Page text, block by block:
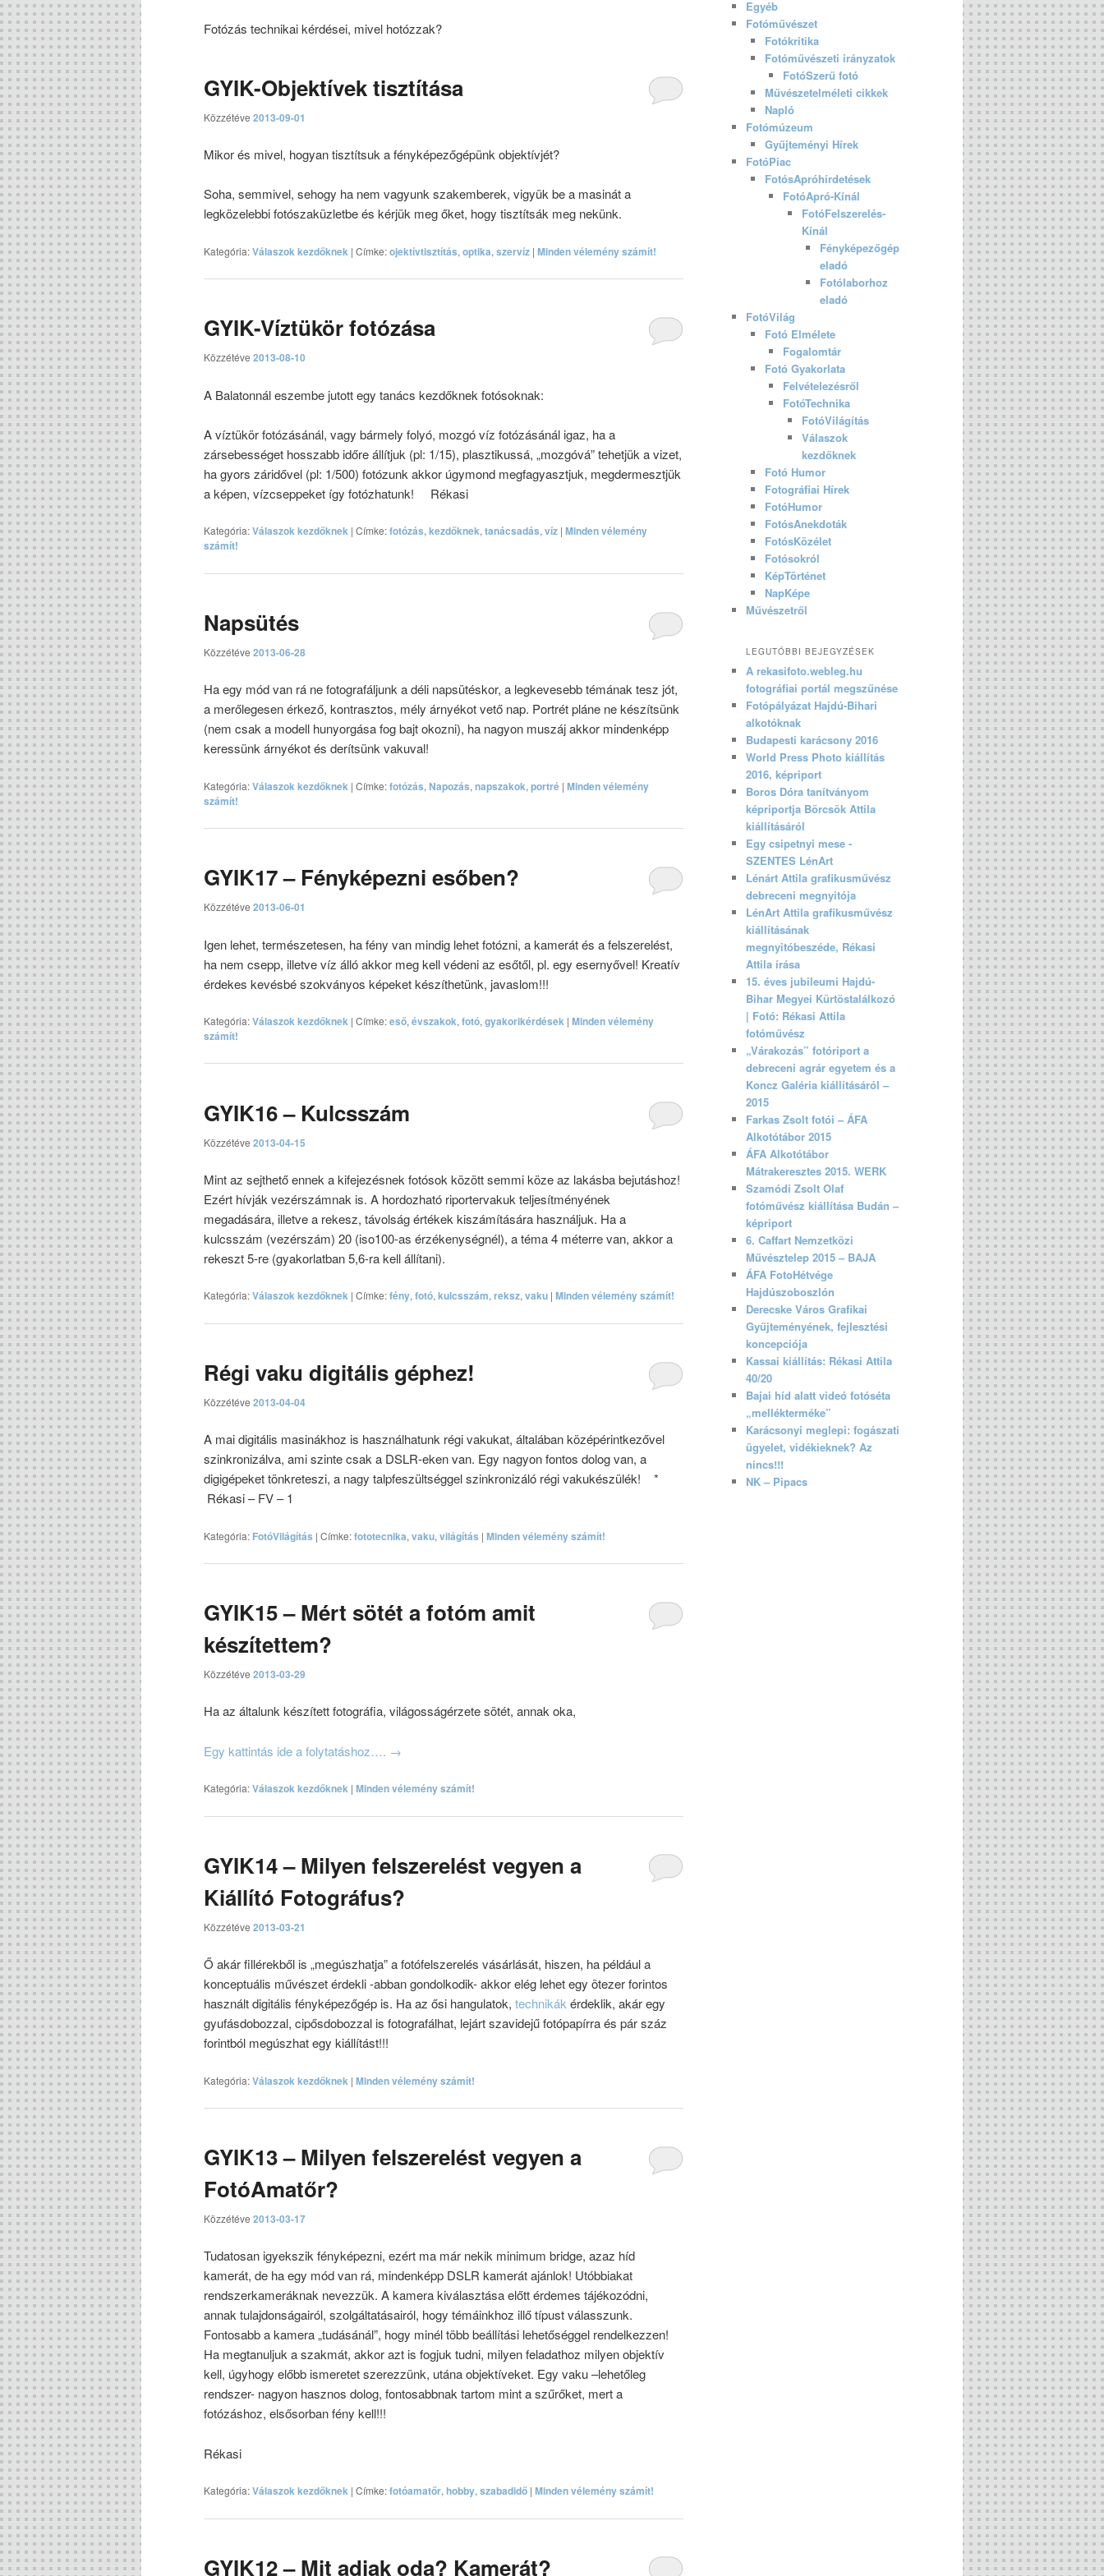
Fotózás technikai kérdései, mivel hotózzak?
GYIK-Objektívek tisztítása
Közzétéve 2013-09-01
Mikor és mivel, hogyan tisztítsuk a fényképezőgépünk objektívjét?
Soha, semmivel, sehogy ha nem vagyunk szakemberek, vigyük be a masinát a
legközelebbi fotószaküzletbe és kérjük meg őket, hogy tisztítsák meg nekünk.
Kategória:Válaszok kezdőknek | Címke:ojektívtisztítás, optika, szervíz | Minden vélemény számít!
GYIK-Víztükör fotózása
Közzétéve 2013-08-10
A Balatonnál eszembe jutott egy tanács kezdőknek fotósoknak:
A víztükör fotózásánál, vagy bármely folyó, mozgó víz fotózásánál igaz, ha a
zársebességet hosszabb időre állítjuk (pl: 1/15), plasztikussá, „mozgóvá” tehetjük a vizet,
ha gyors záridővel (pl: 1/500) fotózunk akkor úgymond megfagyasztjuk, megdermesztjük
a képen, vízcseppeket így fotózhatunk! Rékasi
Kategória:Válaszok kezdőknek | Címke:fotózás, kezdőknek, tanácsadás, víz | Minden vélemény
számít!
Napsütés
Közzétéve 2013-06-28
Ha egy mód van rá ne fotografáljunk a déli napsütéskor, a legkevesebb témának tesz jót,
a merőlegesen érkező, kontrasztos, mély árnyékot vető nap. Portrét pláne ne készítsünk
(nem csak a modell hunyorgása fog bajt okozni), ha nagyon muszáj akkor mindenképp
keressünk árnyékot és derítsünk vakuval!
Kategória:Válaszok kezdőknek | Címke:fotózás, Napozás, napszakok, portré | Minden vélemény
számít!
GYIK17 – Fényképezni esőben?
Közzétéve 2013-06-01
Igen lehet, természetesen, ha fény van mindig lehet fotózni, a kamerát és a felszerelést,
ha nem csepp, illetve víz álló akkor meg kell védeni az esőtől, pl. egy esernyővel! Kreatív
érdekes kevésbé szokványos képeket készíthetünk, javaslom!!!
Kategória:Válaszok kezdőknek | Címke:eső, évszakok, fotó, gyakorikérdések | Minden vélemény
számít!
GYIK16 – Kulcsszám
Közzétéve 2013-04-15
Mint az sejthető ennek a kifejezésnek fotósok között semmi köze az lakásba bejutáshoz!
Ezért hívják vezérszámnak is. A hordozható riportervakuk teljesítményének
megadására, illetve a rekesz, távolság értékek kiszámítására használjuk. Ha a
kulcsszám (vezérszám) 20 (iso100-as érzékenységnél), a téma 4 méterre van, akkor a
rekeszt 5-re (gyakorlatban 5,6-ra kell állítani).
Kategória:Válaszok kezdőknek | Címke:fény, fotó, kulcsszám, reksz, vaku | Minden vélemény számít!
Régi vaku digitális géphez!
Közzétéve 2013-04-04
A mai digitális masinákhoz is használhatunk régi vakukat, általában középérintkezővel
szinkronizálva, ami szinte csak a DSLR-eken van. Egy nagyon fontos dolog van, a
digigépeket tönkreteszi, a nagy talpfeszültséggel szinkronizáló régi vakukészülék! *
Rékasi – FV – 1
Kategória: FotóVilágítás | Címke:fototecnika, vaku, világítás | Minden vélemény számít!
GYIK15 – Mért sötét a fotóm amit
készítettem?
Közzétéve 2013-03-29
Ha az általunk készített fotográfia, világosságérzete sötét, annak oka,
Egy kattintás ide a folytatáshoz…. →
Kategória:Válaszok kezdőknek | Minden vélemény számít!
GYIK14 – Milyen felszerelést vegyen a
Kiállító Fotográfus?
Közzétéve 2013-03-21
Ő akár fillérekből is „megúszhatja” a fotófelszerelés vásárlását, hiszen, ha például a
konceptuális művészet érdekli -abban gondolkodik- akkor elég lehet egy ötezer forintos
használt digitális fényképezőgép is. Ha az ősi hangulatok, technikák érdeklik, akár egy
gyufásdobozzal, cipősdobozzal is fotografálhat, lejárt szavidejű fotópapírra és pár száz
forintból megúszhat egy kiállítást!!!
Kategória:Válaszok kezdőknek | Minden vélemény számít!
GYIK13 – Milyen felszerelést vegyen a
FotóAmatőr?
Közzétéve 2013-03-17
Tudatosan igyekszik fényképezni, ezért ma már nekik minimum bridge, azaz híd
kamerát, de ha egy mód van rá, mindenképp DSLR kamerát ajánlok! Utóbbiakat
rendszerkameráknak nevezzük. A kamera kiválasztása előtt érdemes tájékozódni,
annak tulajdonságairól, szolgáltatásairól, hogy témáinkhoz illő típust válasszunk.
Fontosabb a kamera „tudásánál”, hogy minél több beállítási lehetőséggel rendelkezzen!
Ha megtanuljuk a szakmát, akkor azt is fogjuk tudni, milyen feladathoz milyen objektív
kell, úgyhogy előbb ismeretet szerezzünk, utána objektíveket. Egy vaku –lehetőleg
rendszer- nagyon hasznos dolog, fontosabbnak tartom mint a szűrőket, mert a
fotózáshoz, elsősorban fény kell!!!
Rékasi
Kategória:Válaszok kezdőknek | Címke:fotóamatőr, hobby, szabadidő | Minden vélemény számít!
GYIK12 – Mit adjak oda? Kamerát?
Egyéb
Fotóművészet
Fotókritika
Fotóművészeti irányzatok
FotóSzerű fotó
Művészetelméleti cikkek
Napló
Fotómúzeum
Gyűjteményi Hírek
FotóPiac
FotósApróhírdetések
FotóApró-Kínál
FotóFelszerelés-
Kínál
Fényképezőgép
eladó
Fotólaborhoz
eladó
FotóVilág
Fotó Elmélete
Fogalomtár
Fotó Gyakorlata
Felvételezésről
FotóTechnika
FotóVilágítás
Válaszok
kezdőknek
Fotó Humor
Fotográfiai Hírek
FotóHumor
FotósAnekdoták
FotósKözélet
Fotósokról
KépTörténet
NapKépe
Művészetről
LEGUTÓBBI BEJEGYZÉSEK
A rekasifoto.webleg.hu
fotográfiai portál megszűnése
Fotópályázat Hajdú-Bihari
alkotóknak
Budapesti karácsony 2016
World Press Photo kiállítás
2016, képriport
Boros Dóra tanítványom
képriportja Börcsök Attila
kiállításáról
Egy csipetnyi mese -
SZENTES LénArt
Lénárt Attila grafikusművész
debreceni megnyitója
LénArt Attila grafikusművész
kiállításának
megnyitóbeszéde, Rékasi
Attila írása
15. éves jubileumi Hajdú-
Bihar Megyei Kürtöstalálkozó
| Fotó: Rékasi Attila
fotóművész
„Várakozás” fotóriport a
debreceni agrár egyetem és a
Koncz Galéria kiállításáról –
2015
Farkas Zsolt fotói – ÁFA
Alkotótábor 2015
ÁFA Alkotótábor
Mátrakeresztes 2015. WERK
Szamódi Zsolt Olaf
fotóművész kiállítása Budán –
képriport
6. Caffart Nemzetközi
Művésztelep 2015 – BAJA
ÁFA FotoHétvége
Hajdúszoboszlón
Derecske Város Grafikai
Gyűjteményének, fejlesztési
koncepciója
Kassai kiállítás: Rékasi Attila
40/20
Bajai híd alatt videó fotóséta
„mellékterméke”
Karácsonyi meglepi: fogászati
ügyelet, vidékieknek? Az
nincs!!!
NK – Pipacs